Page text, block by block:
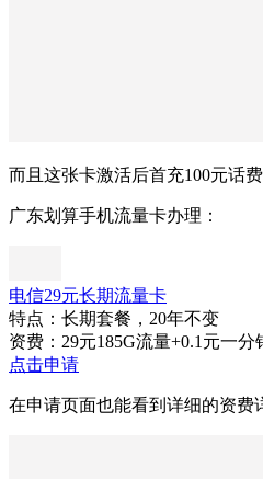
而且这张卡激活后首充100元话
广东划算手机流量卡办理：
电信29元长期流量卡
特点：长期套餐，20年不变
资费：29元185G流量+0.1元一分
点击申请
在申请页面也能看到详细的资费